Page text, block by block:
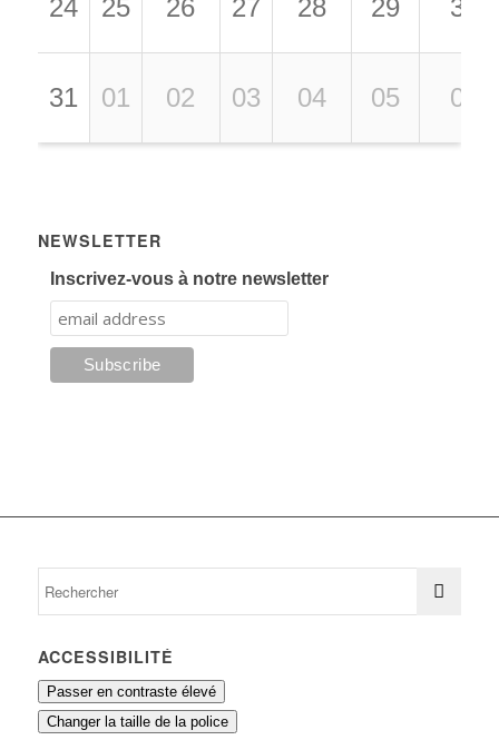
24 25 26 27 28 29 30
31 01 02 03 04 05 06
NEWSLETTER
Inscrivez-vous à notre newsletter
ACCESSIBILITÉ
Passer en contraste élevé
Changer la taille de la police